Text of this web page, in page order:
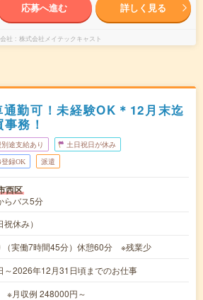
応募へ進む 詳しく見る
社 株式会社メイテックキャスト
勤可！未経験OK＊12月末迄
務！
途支給あり 土日祝日が休み
登録OK 派遣
西区
らバス5分
休み）
（実働7時間45分）休憩60分 ※残業少
～2026年12月31日頃までのお仕事
月収例 248000円～